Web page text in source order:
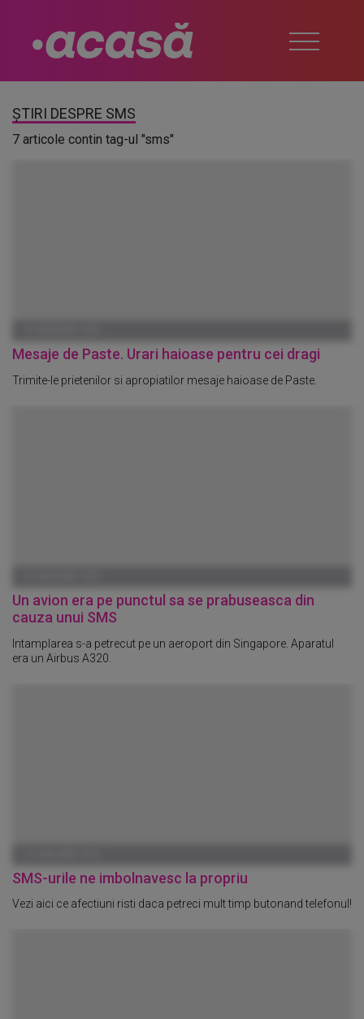
ȘTIRI DESPRE SMS
7 articole contin tag-ul "sms"
Mesaje de Paste. Urari haioase pentru cei dragi
Trimite-le prietenilor si apropiatilor mesaje haioase de Paste.
Un avion era pe punctul sa se prabuseasca din
cauza unui SMS
Intamplarea s-a petrecut pe un aeroport din Singapore. Aparatul
era un Airbus A320.
SMS-urile ne imbolnavesc la propriu
Vezi aici ce afectiuni risti daca petreci mult timp butonand telefonul!